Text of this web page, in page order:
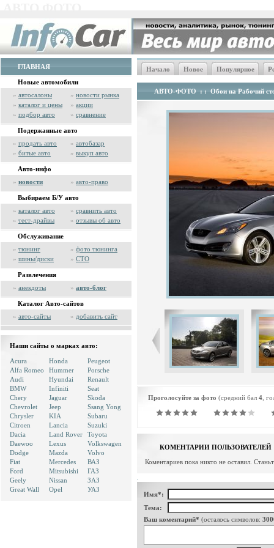
ГЛАВНАЯ
Новые автомобили
» автосалоны » новости рынка
» каталог и цены » акции
» подбор авто » сравнение
Подержанные авто
» продать авто » автобазар
» битые авто » выкуп авто
Авто-инфо
» новости » авто-право
Выбираем Б/У авто
» каталог авто » сравнить авто
» тест-драйвы » отзывы об авто
Обслуживание
» тюнинг » фото тюнинга
» шины/диски » СТО
Развлечения
» анекдоты » авто-блог
Каталог Авто-сайтов
» авто-сайты » добавить сайт
Наши сайты о марках авто:
Acura
Alfa Romeo
Audi
BMW
Chery
Chevrolet
Chrysler
Citroen
Dacia
Daewoo
Dodge
Fiat
Ford
Geely
Great Wall
Honda
Hummer
Hyundai
Infiniti
Jaguar
Jeep
KIA
Lancia
Land Rover
Lexus
Mazda
Mercedes
Mitsubishi
Nissan
Opel
Peugeot
Porsche
Renault
Seat
Skoda
Ssang Yong
Subaru
Suzuki
Toyota
Volkswagen
Volvo
ВАЗ
ГАЗ
ЗАЗ
УАЗ
Начало Новое Популярное
АВТО-ФОТО : : Обои на Рабочий
Проголосуйте за фото (средний бал 4 ,
КОМЕНТАРИИ ПОЛЬЗОВАТЕЛЕЙ
Коментариев пока никто не оставил.
Имя*:
Тема:
Ваш коментарий* (осталось символов: